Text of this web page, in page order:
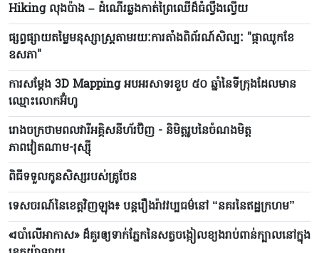
Hiking លុងប៉ាង – ដំណើរ​ឆ្លងកាត់ព្រៃឈើដ៏​ធំល្វឹងល្វើយ
ផ្សព្វផ្សាយតម្លៃមនុស្សាស្ត្រតាមរយៈការតាំងពិព័រណ៍សិល្បៈ "ផ្កាឈូកខែ
ឧសភា"
ការសម្តែង 3D Mapping អបអរសាទរខួប ៥០ ឆ្នាំនៃទីក្រុងដែលមាន​
ឈ្មោះលោកអ៊ំហូ
រោងចក្រថាមពលវារីអគ្គិសនីហ័រប៊ិញ - និមិត្តរូបនៃចំណង​មិត្ត
ភាពវៀតណាម-រុស្ស៊ី
ពិធីទទួលកូន​សិស្សរបស់គ្រូថែន
ទេសចរណ៍នៃខេត្តវិញឡុង៖ បន្តរឿងរ៉ាវវប្បធម៌នៅ “នគរនៃឥដ្ឋក្រហម”
«របាំ​លើអាកាស» ដ៏​គួរ​ឲ្យ​ទាក់​ភ្នែក​​នៃ​សត្វចង្កៀលខ្យង​រាប់ពាន់​ក្បាល​នៅ​ក្នុង​